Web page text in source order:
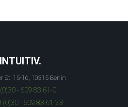
St. 15-16, 10315 Berlin
- 609 83 61-0
(0)30 - 609 83 61-23